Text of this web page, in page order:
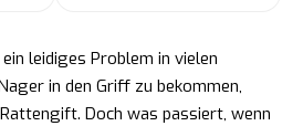
leidiges Problem in vielen
in den Griff zu bekommen,
Doch was passiert, wenn